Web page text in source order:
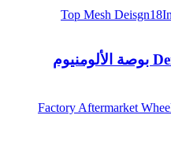
أعلى شبكة Deisgn18 بوصة الألومنيوم